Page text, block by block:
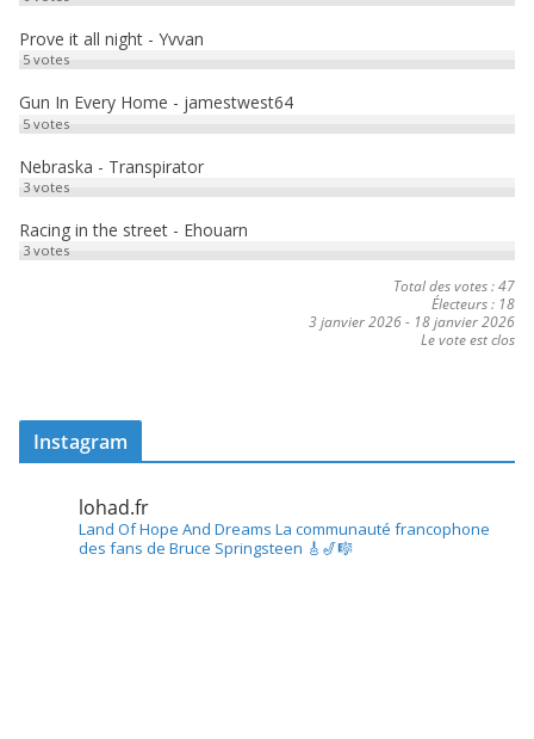
Prove it all night - Yvvan
5votes
Gun In Every Home - jamestwest64
5votes
Nebraska - Transpirator
3votes
Racing in the street - Ehouarn
3votes
Total des votes : 47
Électeurs : 18
3 janvier 2026- 18 janvier 2026
Le vote est clos
Instagram
lohad.fr
Land Of Hope And Dreams La communauté francophone
des fans de Bruce Springsteen 🎸🎷🎼